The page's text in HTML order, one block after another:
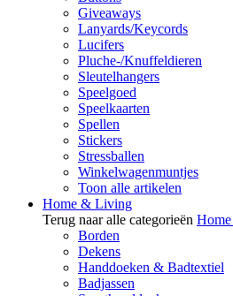
Giveaways
Lanyards/Keycords
Lucifers
Pluche-/Knuffeldieren
Sleutelhangers
Speelgoed
Speelkaarten
Spellen
Stickers
Stressballen
Winkelwagenmuntjes
Toon alle artikelen
Home & Living
Terug naar alle categorieën
Borden
Dekens
Handdoeken & Badtextiel
Badjassen